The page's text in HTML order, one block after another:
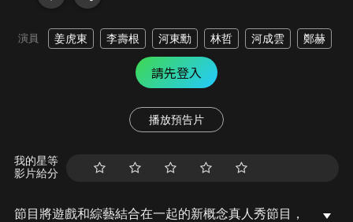
演員 姜虎東 李壽根 河東勳 林哲 河成雲 鄭赫
請先登入
播放預告片
我的星等
影片給分
節目將遊戲和綜藝結合在一起的新概念真人秀節目，